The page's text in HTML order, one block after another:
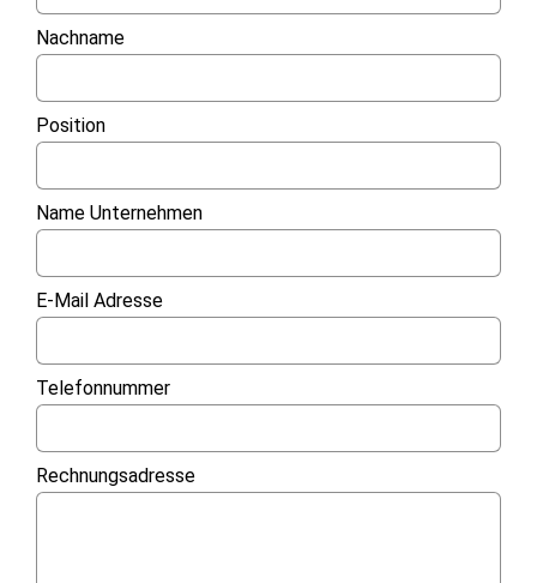
Nachname
Position
Name Unternehmen
E-Mail Adresse
Telefonnummer
Rechnungsadresse